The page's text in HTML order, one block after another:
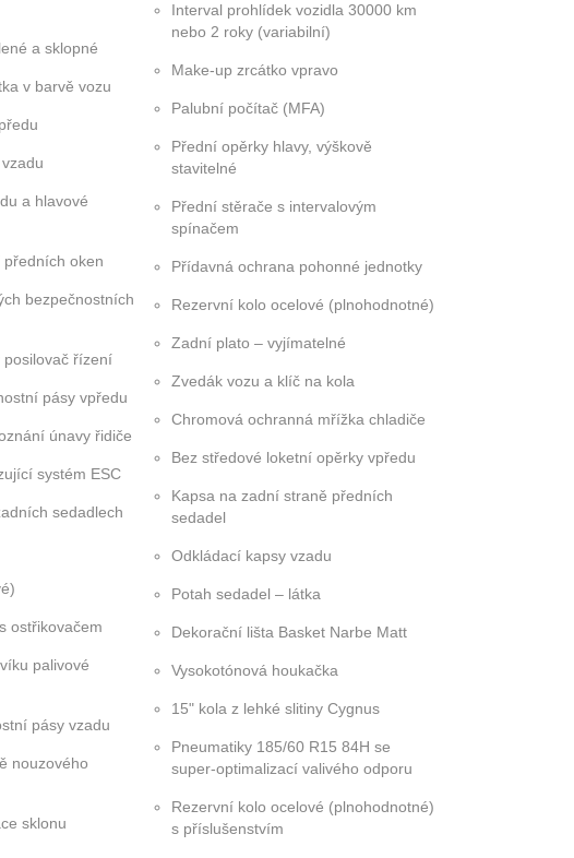
a sklopné
v barvě vozu
a hlavové
předních oken
bezpečnostních
posilovač řízení
pásy vpředu
únavy řidiče
systém ESC
sedadlech
ostřikovačem
palivové
pásy vzadu
nouzového
sklonu
Interval prohlídek vozidla 30000 km
nebo 2 roky (variabilní)
Make-up zrcátko vpravo
Palubní počítač (MFA)
Přední opěrky hlavy, výškově
stavitelné
Přední stěrače s intervalovým
spínačem
Přídavná ochrana pohonné jednotky
Rezervní kolo ocelové (plnohodnotné)
Zadní plato – vyjímatelné
Zvedák vozu a klíč na kola
Chromová ochranná mřížka chladiče
Bez středové loketní opěrky vpředu
Kapsa na zadní straně předních
sedadel
Odkládací kapsy vzadu
Potah sedadel – látka
Dekorační lišta Basket Narbe Matt
Vysokotónová houkačka
15" kola z lehké slitiny Cygnus
Pneumatiky 185/60 R15 84H se
super-optimalizací valivého odporu
Rezervní kolo ocelové (plnohodnotné)
s příslušenstvím